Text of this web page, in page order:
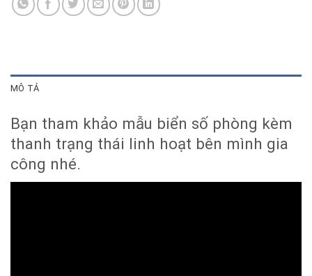
MÔ TẢ
Bạn tham khảo mẫu biển số phòng kèm
thanh trạng thái linh hoạt bên mình gia
công nhé.